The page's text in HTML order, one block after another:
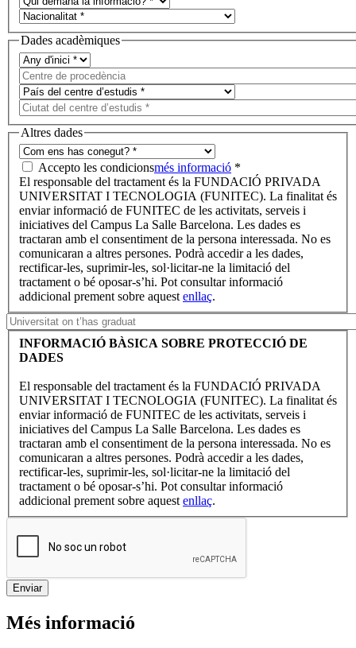
Dades acadèmiques
Altres dades
Accepto les condicionsmés informació *
El responsable del tractament és la FUNDACIÓ PRIVADA
UNIVERSITAT I TECNOLOGIA (FUNITEC). La finalitat és
enviar informació de FUNITEC de les activitats, serveis i
iniciatives del Campus La Salle Barcelona. Les dades es
tractaran amb el consentiment de la persona interessada. No es
comunicaran a altres persones. Podrà accedir a les dades,
rectificar-les, suprimir-les, sol·licitar-ne la limitació del
tractament o bé oposar-s’hi. Pot consultar informació
addicional prement sobre aquestenllaç.
INFORMACIÓ BÀSICA SOBRE PROTECCIÓ DE
DADES
El responsable del tractament és la FUNDACIÓ PRIVADA
UNIVERSITAT I TECNOLOGIA (FUNITEC). La finalitat és
enviar informació de FUNITEC de les activitats, serveis i
iniciatives del Campus La Salle Barcelona. Les dades es
tractaran amb el consentiment de la persona interessada. No es
comunicaran a altres persones. Podrà accedir a les dades,
rectificar-les, suprimir-les, sol·licitar-ne la limitació del
tractament o bé oposar-s’hi. Pot consultar informació
addicional prement sobre aquest enllaç.
Més informació